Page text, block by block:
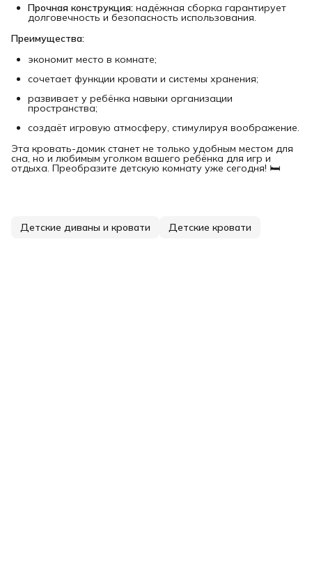
Прочная конструкция: надёжная сборка гарантирует
долговечность и безопасность использования.
Преимущества:
экономит место в комнате;
сочетает функции кровати и системы хранения;
развивает у ребёнка навыки организации
пространства;
создаёт игровую атмосферу, стимулируя воображение.
Эта кровать-домик станет не только удобным местом для
сна, но и любимым уголком вашего ребёнка для игр и
отдыха. Преобразите детскую комнату уже сегодня! 🛏️
Детские диваны и кровати Детские кровати